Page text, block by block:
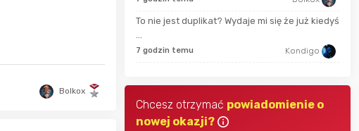
Bolkox
To nie jest duplikat? Wydaje mi się że już kiedyś
...
7 godzin temu Kondigo
Chcesz otrzymać powiadomienie o
nowej okazji?